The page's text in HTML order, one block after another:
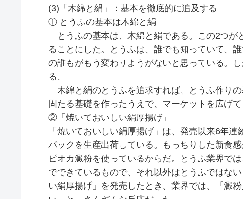
(3)「木綿と絹」：基本を徹底的に追及する
① とうふの基本は木綿と絹
とうふの基本は、木綿と絹である。この2つが
ることにした。とうふは、誰でも知っていて、
の誰もがもう変わりようがないと思っている。
る。
木綿と絹のとうふを追求すれば、とうふ作り
固たる基礎を作ったうえで、マーケットを広げて
②「焼いておいしい絹厚揚げ」
「焼いておいしい絹厚揚げ」は、発売以来6年
パックを生産出荷している。もっちりした新食
ピオカ澱粉を使っているからだ。とうふ業界で
でできているもので、それ以外はとうふではな
い絹厚揚げ」を発売したとき、業界では、「澱